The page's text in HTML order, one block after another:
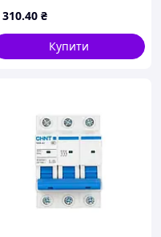
310.40 ₴
Купити